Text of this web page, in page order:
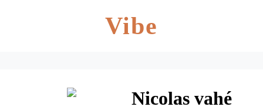
Vibe
Nicolas vahé